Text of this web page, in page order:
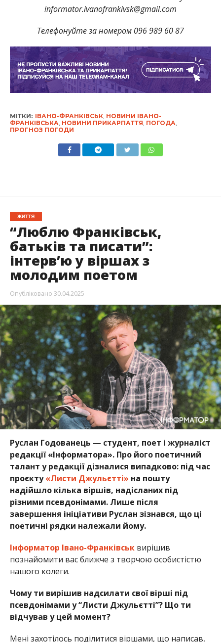
informator.ivanofrankivsk@gmail.com
Телефонуйте за номером 096 989 60 87
МІТКИ: ІВАНО-ФРАНКІВСЬК, НОВИНИ ІВАНО-
ФРАНКІВСЬКА НОВИНИ ПРИКАРПАТТЯ ПОГОДА
ПРОГНОЗ ПОГОДИ
ЖИТТЯ
“Люблю Франківськ,
батьків та писати”:
інтерв’ю у віршах з
молодим поетом
Опубліковано 30.04.2025
Руслан Годованець — студент, поет і журналіст
редакції «Інформатора». Про його поетичний
талант у редакції дізналися випадково: під час
проєкту«Листи Джульєтті» на пошту
надійшло кілька віршів, надісланих під
різними псевдонімами. Лише після
завершення ініціативи Руслан зізнався, що ці
поетичні рядки належали йому.
Інформатор Івано-Франківськвирішив
познайомити вас ближче з творчою особистістю
нашого колеги.
Чому ти вирішив надсилати свої вірші під
псевдонімами у “Листи Джульєтті”? Що ти
відчував у цей момент?
Мені захотілось поділитися віршами, що написав,